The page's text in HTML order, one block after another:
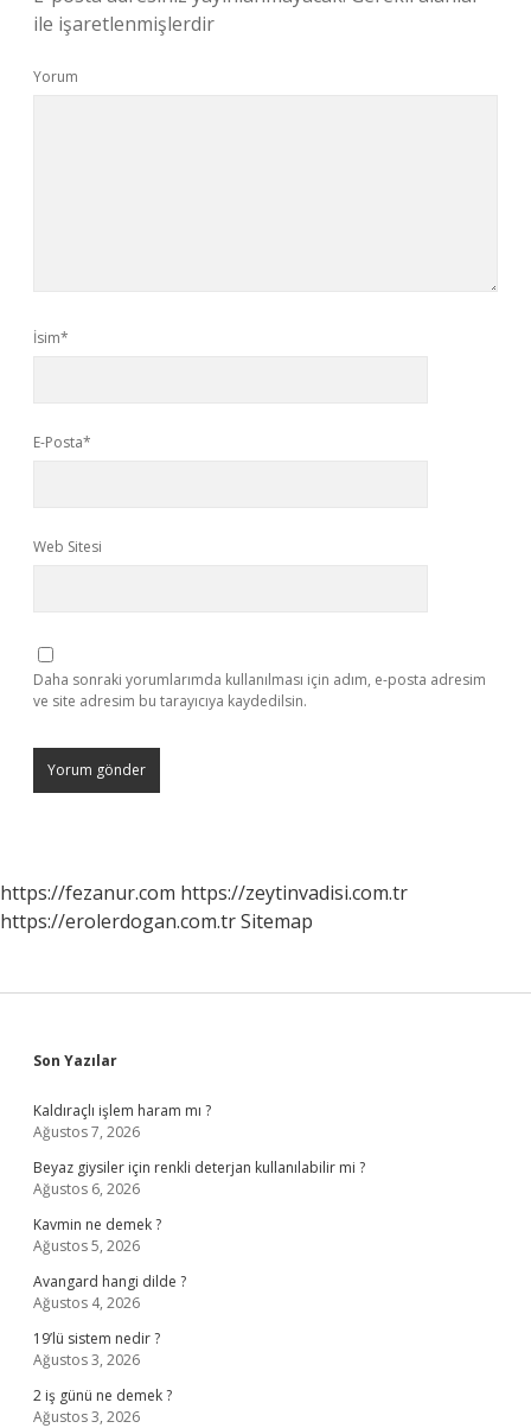
ile işaretlenmişlerdir
Yorum
İsim*
E-Posta*
Web Sitesi
Daha sonraki yorumlarımda kullanılması için adım, e-posta adresim
ve site adresim bu tarayıcıya kaydedilsin.
https://fezanur.com https://zeytinvadisi.com.tr
https://erolerdogan.com.trSitemap
Sidebar
Son Yazılar
Kaldıraçlı işlem haram mı ?
Ağustos 7, 2026
Beyaz giysiler için renkli deterjan kullanılabilir mi ?
Ağustos 6, 2026
Kavmin ne demek ?
Ağustos 5, 2026
Avangard hangi dilde ?
Ağustos 4, 2026
19’lü sistem nedir ?
Ağustos 3, 2026
2 iş günü ne demek ?
Ağustos 3, 2026